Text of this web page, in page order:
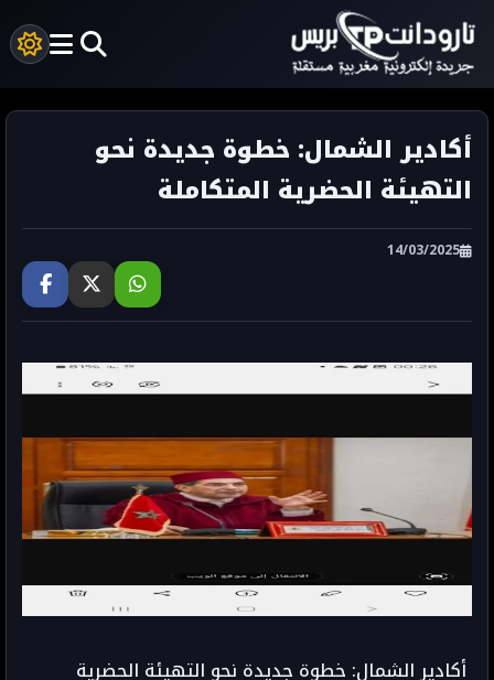
أكادير الشمال: خطوة جديدة نحو
التهيئة الحضرية المتكاملة
14/03/2025
أكادير الشمال: خطوة جديدة نحو التهيئة الحضرية